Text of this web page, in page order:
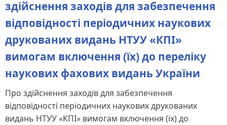
здійснення заходів для забезпечення
відповідності періодичних наукових
друкованих видань НТУУ «КПІ»
вимогам включення (їх) до переліку
наукових фахових видань України
Про здійснення заходів для забезпечення
відповідності періодичних наукових друкованих
видань НТУУ «КПІ» вимогам включення (їх) до